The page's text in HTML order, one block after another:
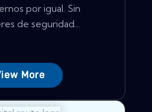
por igual. Sin
de seguridad...
More